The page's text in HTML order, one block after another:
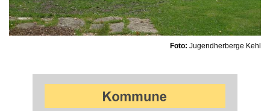
Foto: Jugendherberge Kehl